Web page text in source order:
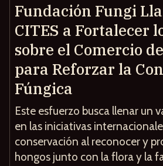
Fundación Fungi
CITES a Fortalecer
sobre el Comercio
para Reforzar la
Fúngica
Este esfuerzo busca llenar un
en las iniciativas
conservación al reconocer y
hongos junto con la flora y la